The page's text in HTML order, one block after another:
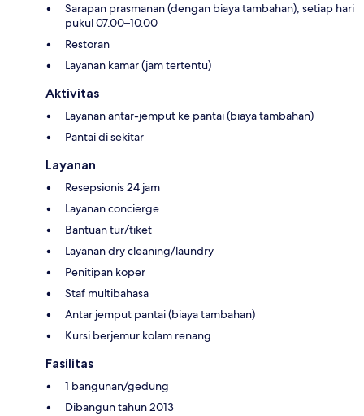
Sarapan prasmanan (dengan biaya tambahan), setiap hari
pukul 07.00–10.00
Restoran
Layanan kamar (jam tertentu)
Aktivitas
Layanan antar-jemput ke pantai (biaya tambahan)
Pantai di sekitar
Layanan
Resepsionis 24 jam
Layanan concierge
Bantuan tur/tiket
Layanan dry cleaning/laundry
Penitipan koper
Staf multibahasa
Antar jemput pantai (biaya tambahan)
Kursi berjemur kolam renang
Fasilitas
1 bangunan/gedung
Dibangun tahun 2013